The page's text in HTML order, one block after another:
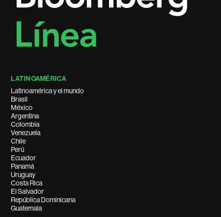
LATINOAMÉRICA
Latinoamérica y el mundo
Brasil
México
Argentina
Colombia
Venezuela
Chile
Perú
Ecuador
Panamá
Uruguay
Costa Rica
El Salvador
República Dominicana
Guatemala